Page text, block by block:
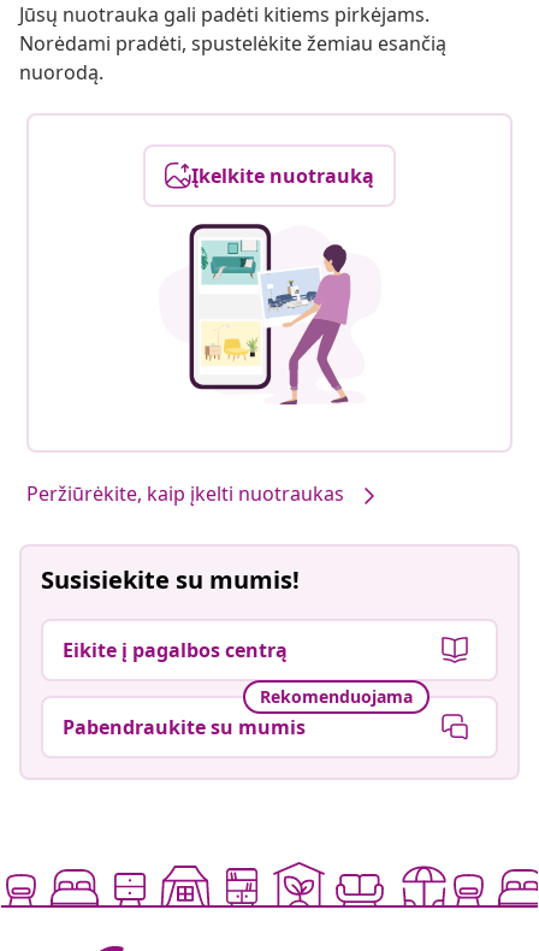
Jūsų nuotrauka gali padėti kitiems pirkėjams.
Norėdami pradėti, spustelėkite žemiau esančią
nuorodą.
Įkelkite nuotrauką
Peržiūrėkite, kaip įkelti nuotraukas
Susisiekite su mumis!
Eikite į pagalbos centrą
Rekomenduojama
Pabendraukite su mumis